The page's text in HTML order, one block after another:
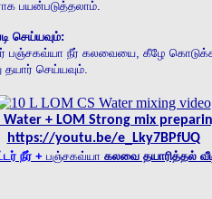
பயன்படுத்தலாம்
செய்யவும்:
பஞ்சகவ்யா நீர் கலவையை கீழே
தயார் செய்யவும்
Water + LOM Strong mix
https://youtu.be/e_Lky7BPfUQ
நீர் + பஞ்சகவ்யா கலவை தயாரித்தல்